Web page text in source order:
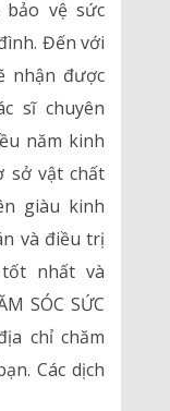
bảo vệ sức
Đến với
nhận được
sĩ chuyên
năm kinh
sở vật chất
giàu kinh
và điều trị
nhất và
SÓC SỨC
chỉ chăm
Các dịch